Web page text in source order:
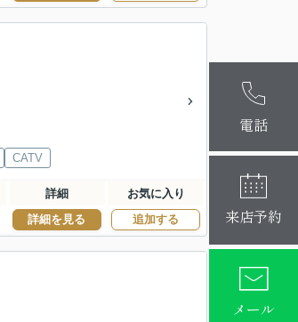
電話
麻布十番本
大阪梅田店
来店予約
メール
CATV
詳細 お気に入り
詳細を見る 追加する